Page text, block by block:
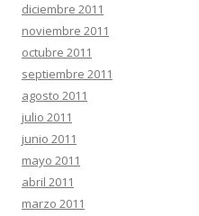
diciembre 2011
noviembre 2011
octubre 2011
septiembre 2011
agosto 2011
julio 2011
junio 2011
mayo 2011
abril 2011
marzo 2011